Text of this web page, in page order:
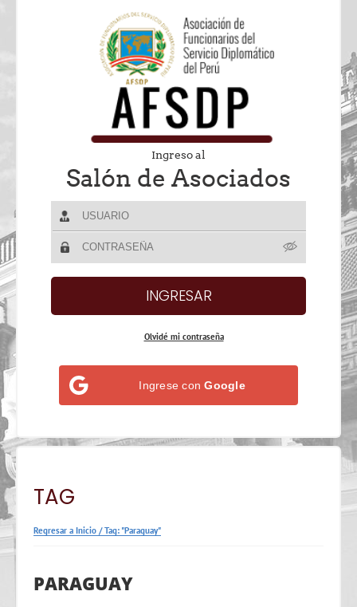
Ingreso al
Salón de Asociados
Olvidé mi contraseña
Ingrese conGoogle
TAG
Regresar a Inicio /Tag: "Paraguay"
PARAGUAY